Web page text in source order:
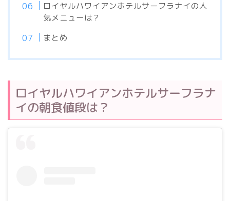
ロイヤルハワイアンホテルサーフラナイの人
気メニューは？
まとめ
ロイヤルハワイアンホテルサーフラナ
イの朝食値段は？